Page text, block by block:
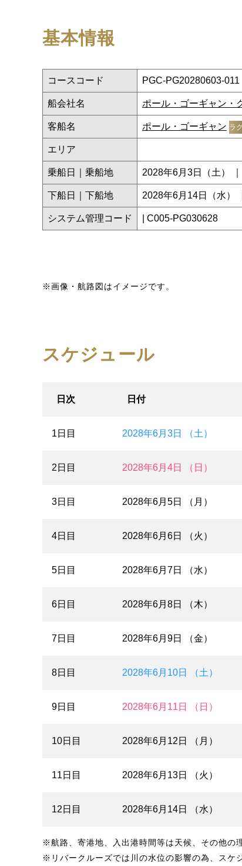
基本情報
コースコード PGC-PG20280603-011
船会社名 ポール・ゴーギャン・
客船名 ポール・ゴーギャン ラ
エリア
乗船日｜乗船地 2028年6月3日（土）
下船日｜下船地 2028年6月14日（水）
システム管理コード | C005-PG030628
※画像・航路図はイメージです。
スケジュール
日次 日付
1日目 2028年6月3日 （土）
2日目 2028年6月4日 （日）
3日目 2028年6月5日 （月）
4日目 2028年6月6日 （火）
5日目 2028年6月7日 （水）
6日目 2028年6月8日 （木）
7日目 2028年6月9日 （金）
8日目 2028年6月10日 （土）
9日目 2028年6月11日 （日）
10日目 2028年6月12日 （月）
11日目 2028年6月13日 （火）
12日目 2028年6月14日 （水）
※航路、寄港地、入出港時間等は天候、その他の
※リバークルーズでは川の水位の影響の為、スケ